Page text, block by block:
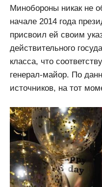
Минобороны никак не
начале 2014 года
присвоил ей своим
действительного
класса, что
генерал-майор. По
источников, на тот